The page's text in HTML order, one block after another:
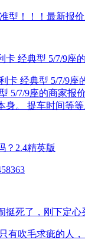
型！！！最新报
卡 经典型 5/7/9座
卡 经典型 5/7/9
5/7/9座的商家报
。 提车时间等等
？2.4精英版
挺死了，刚下定心
有吹毛求疵的人